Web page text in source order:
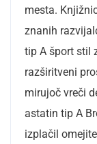
mesta.
znanih
tip A šport stil
razširitveni
mirujoč vreči
astatin tip A
izplačil